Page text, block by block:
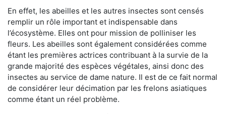
En effet, les abeilles et les autres insectes sont censés
remplir un rôle important et indispensable dans
l’écosystème. Elles ont pour mission de polliniser les
fleurs. Les abeilles sont également considérées comme
étant les premières actrices contribuant à la survie de la
grande majorité des espèces végétales, ainsi donc des
insectes au service de dame nature. Il est de ce fait normal
de considérer leur décimation par les frelons asiatiques
comme étant un réel problème.